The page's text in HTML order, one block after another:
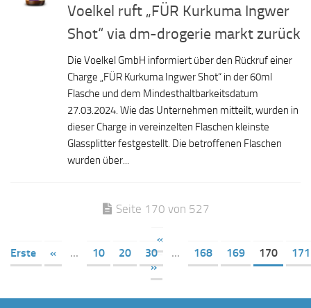
Voelkel ruft „FÜR Kurkuma Ingwer
Shot“ via dm-drogerie markt zurück
Die Voelkel GmbH informiert über den Rückruf einer
Charge „FÜR Kurkuma Ingwer Shot“ in der 60ml
Flasche und dem Mindesthaltbarkeitsdatum
27.03.2024. Wie das Unternehmen mitteilt, wurden in
dieser Charge in vereinzelten Flaschen kleinste
Glassplitter festgestellt. Die betroffenen Flaschen
wurden über...
Seite 170 von 527
«
Erste
« ... 10 20 30 ... 168 169 170
171
»